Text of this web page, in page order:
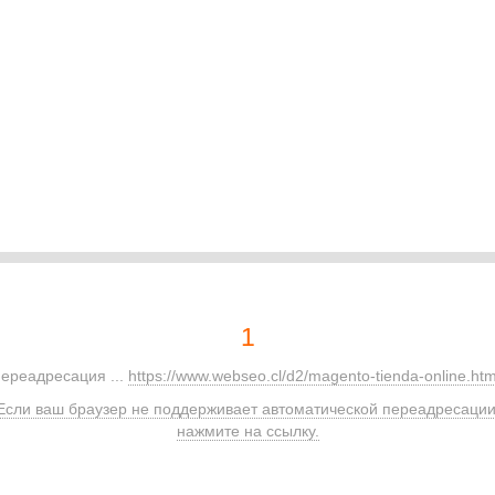
1
... https://www.webseo.cl/d2/magento-tienda-
ваш браузер не поддерживает автоматической
нажмите на ссылку.